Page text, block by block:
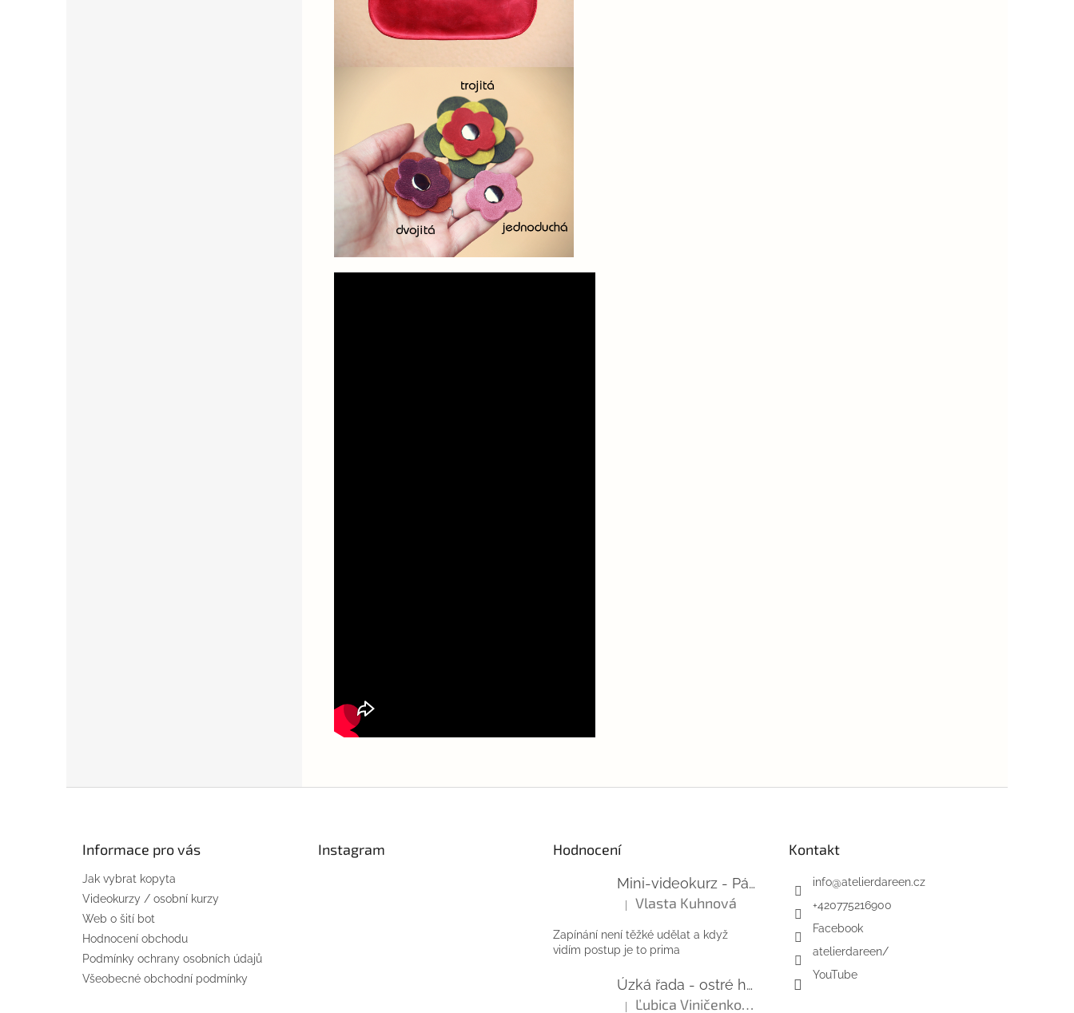
Informace pro vás
Jak vybrat kopyta
Videokurzy / osobní kurzy
Web o šití bot
Hodnocení obchodu
Podmínky ochrany osobních údajů
Všeobecné obchodní podmínky
Instagram Hodnocení
Mini-videokurz - Pásky na suchý zip
Hodnocení produktu je 5 z 5 hvězdiček.
Vlasta Kuhnová
Zapínání není těžké udělat a když
vidím postup je to prima
Úzká řada - ostré hrany - barefoot
Ľubica Viničenková
Kontakt
info@atelierdareen.cz
+420775216900
Facebook
atelierdareen/
YouTube